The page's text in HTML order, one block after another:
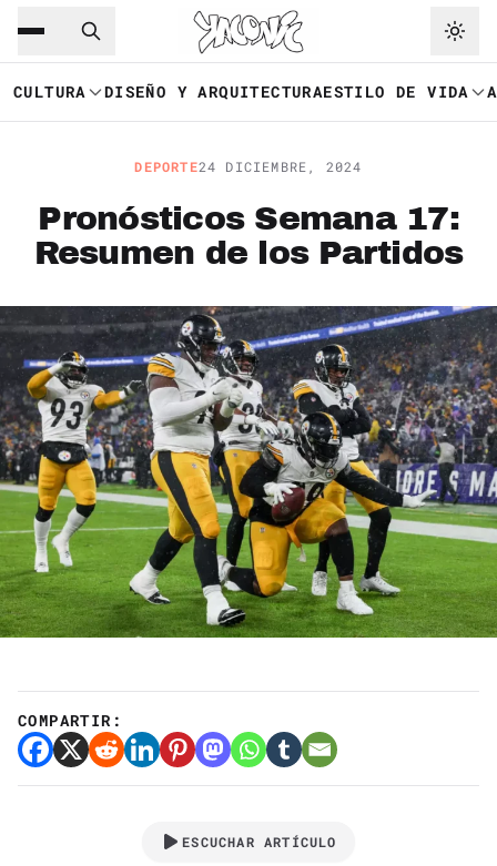
Saltar al contenido principal
CULTURA DISEÑO Y ARQUITECTURAESTILO DE VIDA
DEPORTE24 DICIEMBRE, 2024
Pronósticos Semana 17:
Resumen de los Partidos
COMPARTIR:
ESCUCHAR ARTÍCULO